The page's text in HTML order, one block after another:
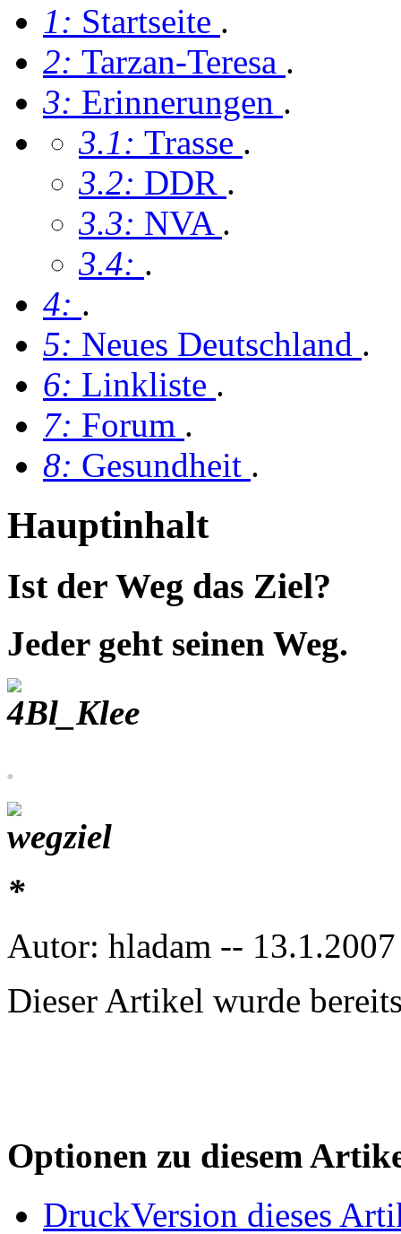
1: Startseite .
2: Tarzan-Teresa .
3: Erinnerungen .
3.1: Trasse .
3.2: DDR .
3.3: NVA .
3.4: .
4: .
5: Neues Deutschland .
6: Linkliste .
7: Forum .
8: Gesundheit .
Hauptinhalt
Ist der Weg das Ziel?
Jeder geht seinen Weg.
.
*
Autor: hladam --
Dieser Artikel wurde
Optionen zu diesem
DruckVersion dieses